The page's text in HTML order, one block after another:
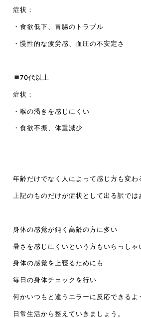
症状：
・食欲低下、胃腸のトラブル
・慢性的な疲労感、血圧の不安定さ
70代以上
症状：
・喉の渇きを感じにくい
・食欲不振、体重減少
年齢だけでなく人によって感じ方も変わ
上記のものだけが症状として出る訳では
身体の感覚が鈍く高齢の方に多い
暑さを感じにくいという方もいらっしゃ
身体の感覚を上寝るためにも
毎日の身体チェックを行い
何かいつもと違うエラーに反応できるよ
日常生活から整えていきましょう。